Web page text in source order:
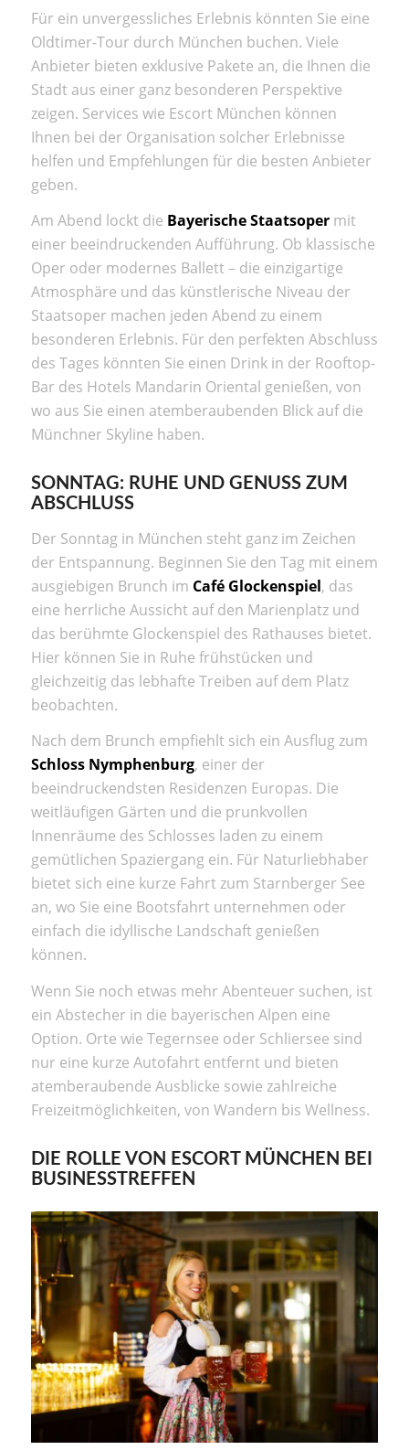
Für ein unvergessliches Erlebnis könnten Sie eine
Oldtimer-Tour durch München buchen. Viele
Anbieter bieten exklusive Pakete an, die Ihnen die
Stadt aus einer ganz besonderen Perspektive
zeigen. Services wie Escort München können
Ihnen bei der Organisation solcher Erlebnisse
helfen und Empfehlungen für die besten Anbieter
geben.
Am Abend lockt die Bayerische Staatsopermit
einer beeindruckenden Aufführung. Ob klassische
Oper oder modernes Ballett – die einzigartige
Atmosphäre und das künstlerische Niveau der
Staatsoper machen jeden Abend zu einem
besonderen Erlebnis. Für den perfekten Abschluss
des Tages könnten Sie einen Drink in der Rooftop-
Bar des Hotels Mandarin Oriental genießen, von
wo aus Sie einen atemberaubenden Blick auf die
Münchner Skyline haben.
SONNTAG: RUHE UND GENUSS ZUM
ABSCHLUSS
Der Sonntag in München steht ganz im Zeichen
der Entspannung. Beginnen Sie den Tag mit einem
ausgiebigen Brunch im Café Glockenspiel, das
eine herrliche Aussicht auf den Marienplatz und
das berühmte Glockenspiel des Rathauses bietet.
Hier können Sie in Ruhe frühstücken und
gleichzeitig das lebhafte Treiben auf dem Platz
beobachten.
Nach dem Brunch empfiehlt sich ein Ausflug zum
Schloss Nymphenburg, einer der
beeindruckendsten Residenzen Europas. Die
weitläufigen Gärten und die prunkvollen
Innenräume des Schlosses laden zu einem
gemütlichen Spaziergang ein. Für Naturliebhaber
bietet sich eine kurze Fahrt zum Starnberger See
an, wo Sie eine Bootsfahrt unternehmen oder
einfach die idyllische Landschaft genießen
können.
Wenn Sie noch etwas mehr Abenteuer suchen, ist
ein Abstecher in die bayerischen Alpen eine
Option. Orte wie Tegernsee oder Schliersee sind
nur eine kurze Autofahrt entfernt und bieten
atemberaubende Ausblicke sowie zahlreiche
Freizeitmöglichkeiten, von Wandern bis Wellness.
DIE ROLLE VON ESCORT MÜNCHEN BEI
BUSINESSTREFFEN